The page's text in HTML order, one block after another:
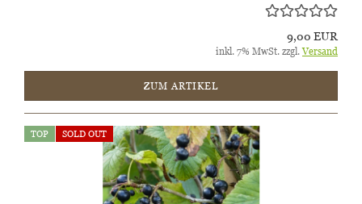
9,00 EUR
inkl. 7% MwSt. zzgl.Versand
ZUM ARTIKEL
TOP SOLD OUT